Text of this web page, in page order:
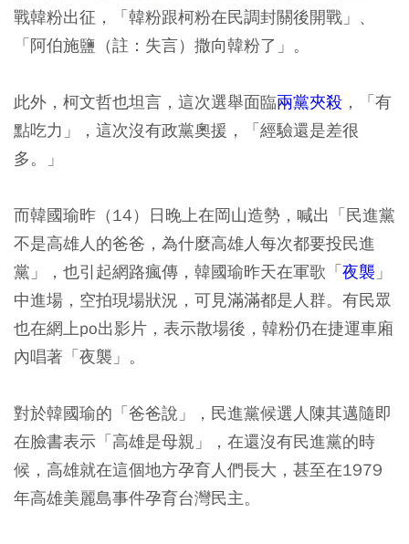
戰韓粉出征，「韓粉跟柯粉在民調封關後開戰」、
「阿伯施鹽（註：失言）撒向韓粉了」。
此外，柯文哲也坦言，這次選舉面臨兩黨夾殺 ，「有
點吃力」，這次沒有政黨奧援，「經驗還是差很
多。」
而韓國瑜昨（14）日晚上在岡山造勢，喊出「民進黨
不是高雄人的爸爸，為什麼高雄人每次都要投民進
黨」，也引起網路瘋傳，韓國瑜昨天在軍歌「夜襲 」
中進場，空拍現場狀況，可見滿滿都是人群。有民眾
也在網上po出影片，表示散場後，韓粉仍在捷運車廂
內唱著「夜襲」。
對於韓國瑜的「爸爸說」，民進黨候選人陳其邁隨即
在臉書表示「高雄是母親」，在還沒有民進黨的時
候，高雄就在這個地方孕育人們長大，甚至在1979
年高雄美麗島事件孕育台灣民主。